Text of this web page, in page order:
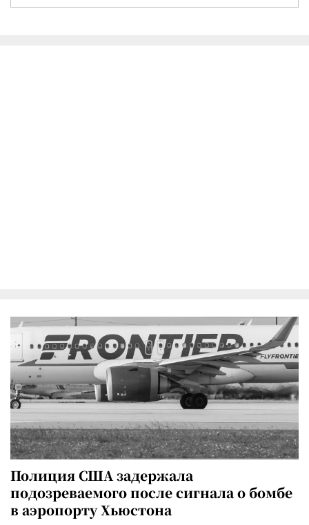
Полиция США задержала
подозреваемого после сигнала о бомбе
в аэропорту Хьюстона